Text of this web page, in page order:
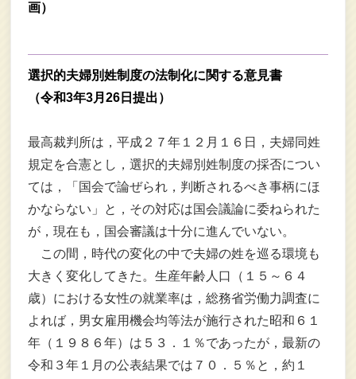
画）
選択的夫婦別姓制度の法制化に関する意見書
（令和3年3月26日提出）
最高裁判所は，平成２７年１２月１６日，夫婦同姓
規定を合憲とし，選択的夫婦別姓制度の採否につい
ては，「国会で論ぜられ，判断されるべき事柄にほ
かならない」と，その対応は国会議論に委ねられた
が，現在も，国会審議は十分に進んでいない。
この間，時代の変化の中で夫婦の姓を巡る環境も
大きく変化してきた。生産年齢人口（１５～６４
歳）における女性の就業率は，総務省労働力調査に
よれば，男女雇用機会均等法が施行された昭和６１
年（１９８６年）は５３．１％であったが，最新の
令和３年１月の公表結果では７０．５％と，約１